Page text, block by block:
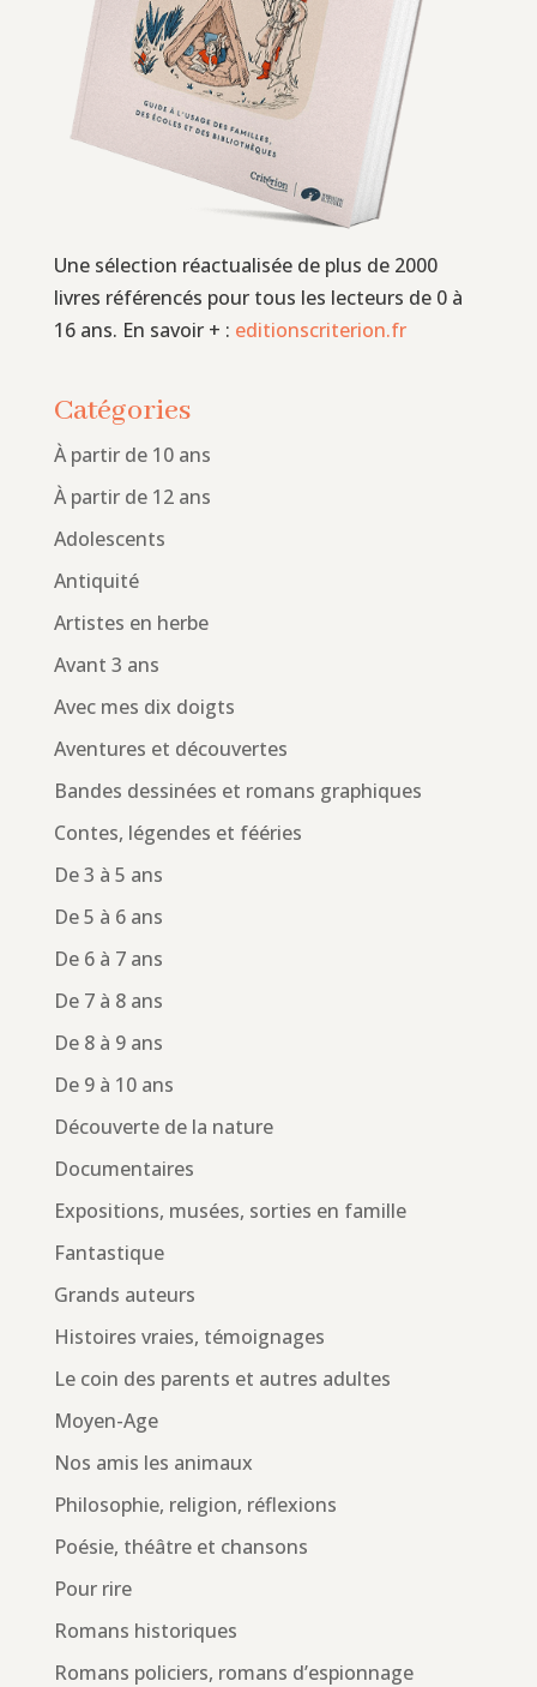
Une sélection réactualisée de plus de 2000
livres référencés pour tous les lecteurs de 0 à
16 ans. En savoir + : editionscriterion.fr
Catégories
À partir de 10 ans
À partir de 12 ans
Adolescents
Antiquité
Artistes en herbe
Avant 3 ans
Avec mes dix doigts
Aventures et découvertes
Bandes dessinées et romans graphiques
Contes, légendes et fééries
De 3 à 5 ans
De 5 à 6 ans
De 6 à 7 ans
De 7 à 8 ans
De 8 à 9 ans
De 9 à 10 ans
Découverte de la nature
Documentaires
Expositions, musées, sorties en famille
Fantastique
Grands auteurs
Histoires vraies, témoignages
Le coin des parents et autres adultes
Moyen-Age
Nos amis les animaux
Philosophie, religion, réflexions
Poésie, théâtre et chansons
Pour rire
Romans historiques
Romans policiers, romans d’espionnage